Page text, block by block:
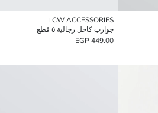
LCW ACCESSORIES
جوارب كاحل رجالية ٥ قطع
449.00 EGP